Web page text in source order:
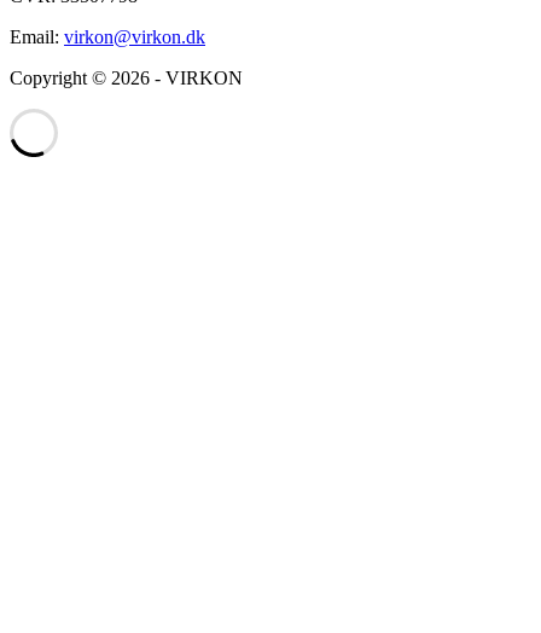
Email: virkon@virkon.dk
Copyright © 2026 - VIRKON